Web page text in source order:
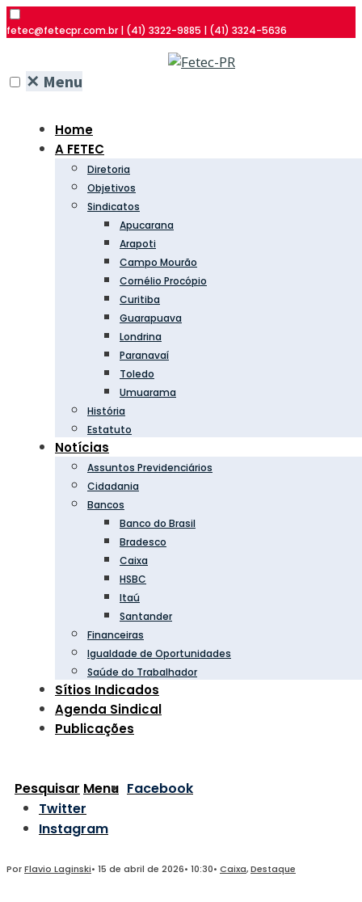
fetec@fetecpr.com.br | (41) 3322-9885 | (41) 3324-5636
✕ Menu
Home
A FETEC
Diretoria
Objetivos
Sindicatos
Apucarana
Arapoti
Campo Mourão
Cornélio Procópio
Curitiba
Guarapuava
Londrina
Paranavaí
Toledo
Umuarama
História
Estatuto
Notícias
Assuntos Previdenciários
Cidadania
Bancos
Banco do Brasil
Bradesco
Caixa
HSBC
Itaú
Santander
Financeiras
Igualdade de Oportunidades
Saúde do Trabalhador
Sítios Indicados
Agenda Sindical
Publicações
Pesquisar Menu Facebook
Twitter
Instagram
PorFlavio Laginski• 15 de abril de 2026• 10:30• Caixa,Destaque